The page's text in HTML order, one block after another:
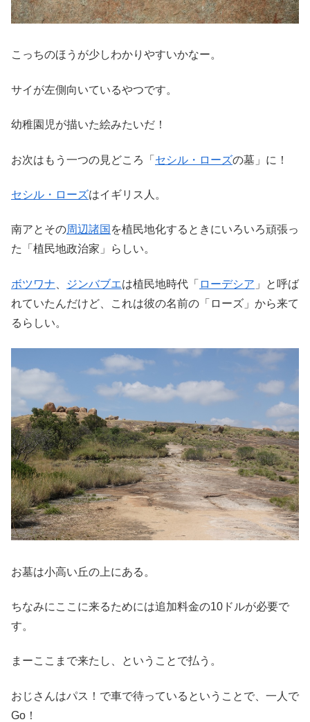
こっちのほうが少しわかりやすいかなー。
サイが左側向いているやつです。
幼稚園児が描いた絵みたいだ！
お次はもう一つの見どころ「 セシル・ローズの墓」に！
セシル・ローズはイギリス人。
南アとその周辺諸国 を植民地化するときにいろいろ頑張っ
た「植民地政治家」らしい。
ボツワナ ジンバブエは植民地時代「 ローデシア 」と呼ば
れていたんだけど、これは彼の名前の「ローズ」から来て
るらしい。
お墓は小高い丘の上にある。
ちなみにここに来るためには追加料金の10ドルが必要で
す。
まーここまで来たし、ということで払う。
おじさんはパス！で車で待っているということで、一人で
Go！